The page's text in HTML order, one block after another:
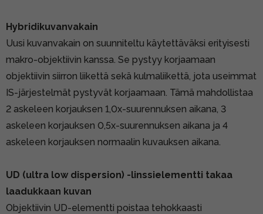
Hybridikuvanvakain
Uusi kuvanvakain on suunniteltu käytettäväksi erityisesti
makro-objektiivin kanssa. Se pystyy korjaamaan
objektiivin siirron liikettä sekä kulmaliikettä, jota useimmat
IS-järjestelmät pystyvät korjaamaan. Tämä mahdollistaa
2 askeleen korjauksen 1,0x-suurennuksen aikana, 3
askeleen korjauksen 0,5x-suurennuksen aikana ja 4
askeleen korjauksen normaalin kuvauksen aikana.
UD (ultra low dispersion) -linssielementti takaa
laadukkaan kuvan
Objektiivin UD-elementti poistaa tehokkaasti